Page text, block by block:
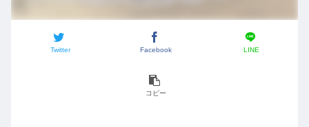
Twitter Facebook LINE
コピー